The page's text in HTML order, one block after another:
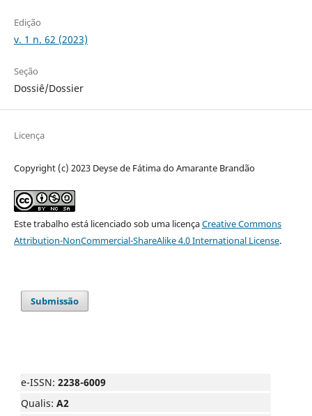
Edição
v. 1 n. 62 (2023)
Seção
Dossiê/Dossier
Licença
Copyright (c) 2023 Deyse de Fátima do Amarante Brandão
Este trabalho está licenciado sob uma licençaCreative Commons
Attribution-NonCommercial-ShareAlike 4.0 International License.
Submissão
e-ISSN: 2238-6009
Qualis: A2